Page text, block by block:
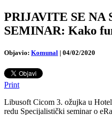
PRIJAVITE SE
SEMINAR: Kako
Objavio: Komunal | 04/02/2020
Print
Libusoft Cicom 3. ožujka u
redu Specijalistički seminar o